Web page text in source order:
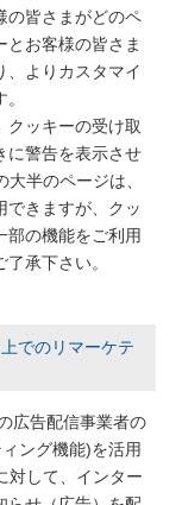
の皆さまがどのペ
とお客様の皆さま
、よりカスタマイ
クッキーの受け取
に警告を表示させ
半のページは、
できますが、クッ
部の機能をご利用
承下さい。
でのリマーケテ
広告配信事業者の
ング機能)を活用
対して、インター